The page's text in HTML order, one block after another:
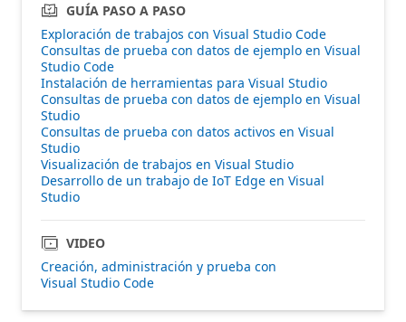
GUÍA PASO A PASO
Exploración de trabajos con Visual Studio Code
Consultas de prueba con datos de ejemplo en Visual
Studio Code
Instalación de herramientas para Visual Studio
Consultas de prueba con datos de ejemplo en Visual
Studio
Consultas de prueba con datos activos en Visual
Studio
Visualización de trabajos en Visual Studio
Desarrollo de un trabajo de IoT Edge en Visual
Studio
VIDEO
Creación, administración y prueba con
Visual Studio Code